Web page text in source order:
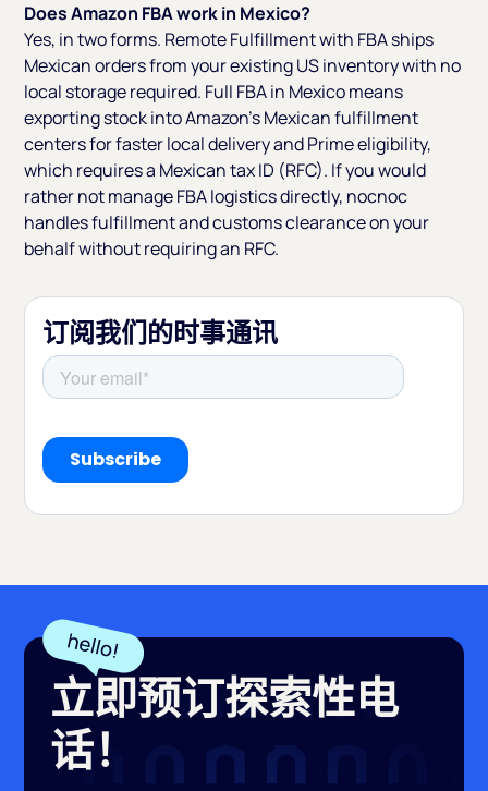
Does Amazon FBA work in Mexico?
Yes, in two forms. Remote Fulfillment with FBA ships
Mexican orders from your existing US inventory with no
local storage required. Full FBA in Mexico means
exporting stock into Amazon's Mexican fulfillment
centers for faster local delivery and Prime eligibility,
which requires a Mexican tax ID (RFC). If you would
rather not manage FBA logistics directly, nocnoc
handles fulfillment and customs clearance on your
behalf without requiring an RFC.
订阅我们的时事通讯
立即预订探索性电
话！